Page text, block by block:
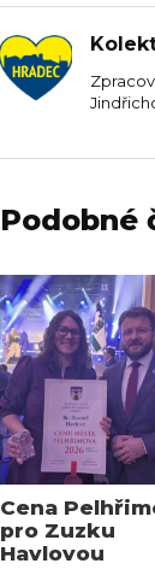
Podobné
Cena
pro Zuzku
Havlovou